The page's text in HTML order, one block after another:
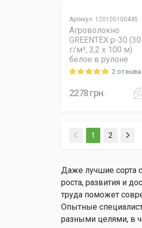
Артикул: 120100100445
Агроволокно
GREENTEX p-30 (30
г/м², 3,2 x 100 м)
белое в рулоне
Rating: 5 out of 52 отзыва
2278грн.
1 (current)
2
Даже лучшие сорта
роста, развития и
труда поможет
Опытные
разными целями, в